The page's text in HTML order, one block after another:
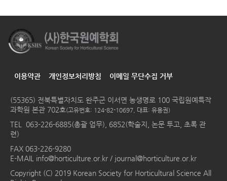
이용약관 개인정보처리방침 이메일 무단수집 거부
(55365) 전북특별자치도 완주군 이서면 농생명로 100 국립원예특작
과학원 본관 702호(고유번호: 124-82-10697, 대표: 유용권)
TEL 063-226-6885(총괄 업무), 6852(학술지, 논문 투고, 초록 관
련)
FAX 063-226-9280
E-MAIL info@horticulture.or.kr / journal@horticulture.or.kr
Copyright (C) 2019 Korean Society for Horticultural Science All